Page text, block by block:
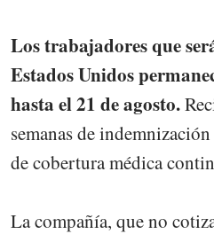
Los trabajadores que
Estados Unidos
hasta el 21 de agosto.
semanas de
de cobertura médica
La compañía, que no